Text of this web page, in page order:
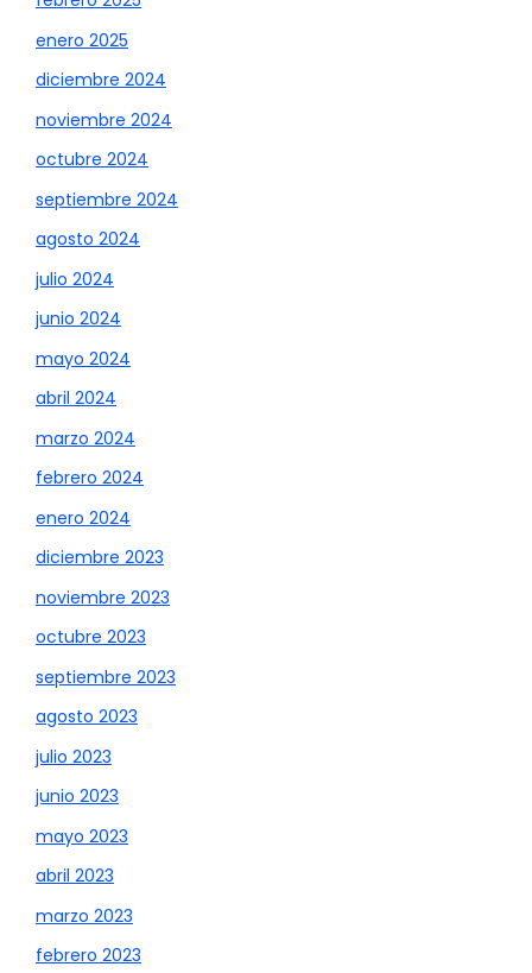
enero 2025
diciembre 2024
noviembre 2024
octubre 2024
septiembre 2024
agosto 2024
julio 2024
junio 2024
mayo 2024
abril 2024
marzo 2024
febrero 2024
enero 2024
diciembre 2023
noviembre 2023
octubre 2023
septiembre 2023
agosto 2023
julio 2023
junio 2023
mayo 2023
abril 2023
marzo 2023
febrero 2023